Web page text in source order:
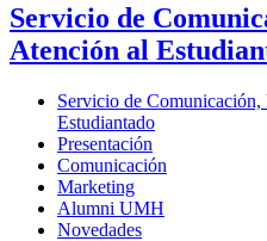
Servicio de
Atención al
Servicio de
Estudiantado
Presentación
Comunicación
Marketing
Alumni UMH
Novedades